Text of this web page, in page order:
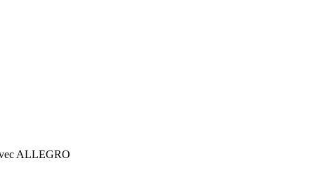
ALLEGRO